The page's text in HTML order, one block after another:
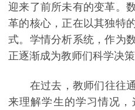
迎来了前所未有的变革。
革的核心，正在以其独特
式。学情分析系统，作为
正逐渐成为教师们科学决策
在过去，教师们往往通
来理解学生的学习情况